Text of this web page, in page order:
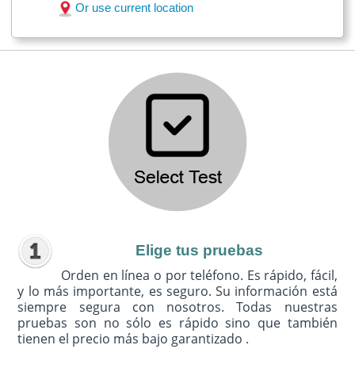
Or use current location
Elige tus pruebas
Orden en línea o por teléfono. Es rápido, fácil,
y lo más importante, es seguro. Su información está
siempre segura con nosotros. Todas nuestras
pruebas son no sólo es rápido sino que también
tienen el precio más bajo garantizado .